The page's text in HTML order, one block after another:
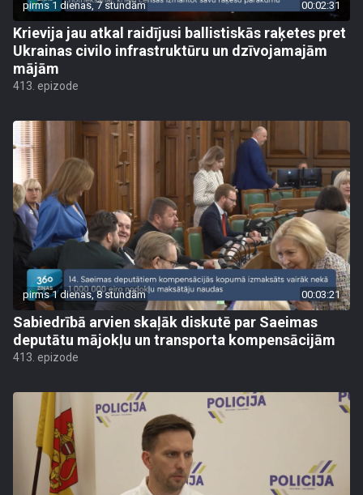
pirms 1 dienas, 7 stundām 00:02:31
Krievija jau atkal raidījusi ballistiskās raķetes pret
Ukrainas civilo infrastruktūru un dzīvojamajām
mājām
413. epizode
pirms 1 dienas, 8 stundām 00:03:21
Sabiedrībā arvien skaļāk diskutē par Saeimas
deputātu mājokļu un transporta kompensācijām
413. epizode